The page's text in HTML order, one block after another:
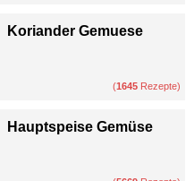
Koriander Gemuese
(1645 Rezepte)
Hauptspeise Gemüse